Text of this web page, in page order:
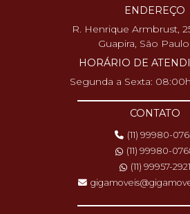
ENDEREÇO
R. Henrique Armbrust,
Guapira, São
HORÁRIO DE
Segunda a Sexta:
CONTATO
(11) 99980-
(11) 99980-
(11) 99957-2921